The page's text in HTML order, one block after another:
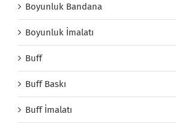
Boyunluk Bandana
Boyunluk İmalatı
Buff
Buff Baskı
Buff İmalatı